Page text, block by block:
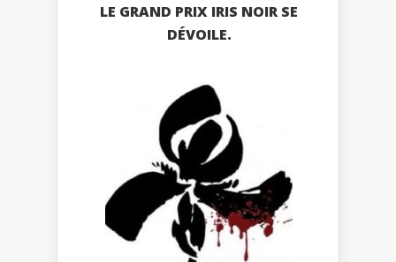
LE GRAND PRIX IRIS NOIR SE
DÉVOILE.